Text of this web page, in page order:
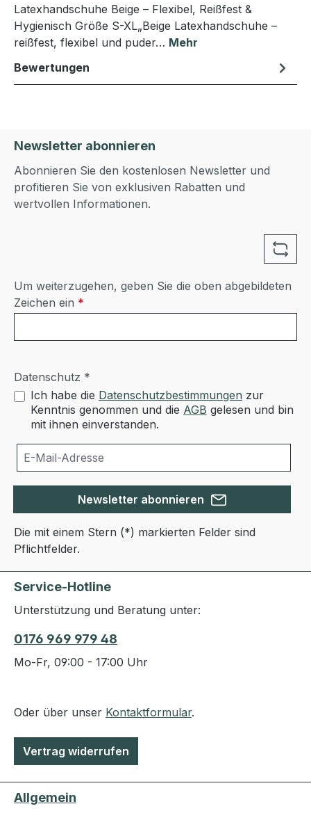
Latexhandschuhe Beige – Flexibel, Reißfest &
Hygienisch Größe S-XL„Beige Latexhandschuhe –
reißfest, flexibel und puder… Mehr
Bewertungen
Newsletter abonnieren
Abonnieren Sie den kostenlosen Newsletter und
profitieren Sie von exklusiven Rabatten und
wertvollen Informationen.
Um weiterzugehen, geben Sie die oben abgebildeten
Zeichen ein *
Datenschutz *
Ich habe die Datenschutzbestimmungen zur
Kenntnis genommen und die AGB gelesen und bin
mit ihnen einverstanden.
Newsletter abonnieren
Die mit einem Stern (*) markierten Felder sind
Pflichtfelder.
Service-Hotline
Unterstützung und Beratung unter:
0176 969 979 48
Mo-Fr, 09:00 - 17:00 Uhr
Oder über unser Kontaktformular.
Vertrag widerrufen
Allgemein